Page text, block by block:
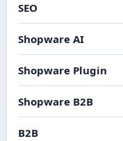
SEO
Shopware AI
Shopware Plugin
Shopware B2B
B2B